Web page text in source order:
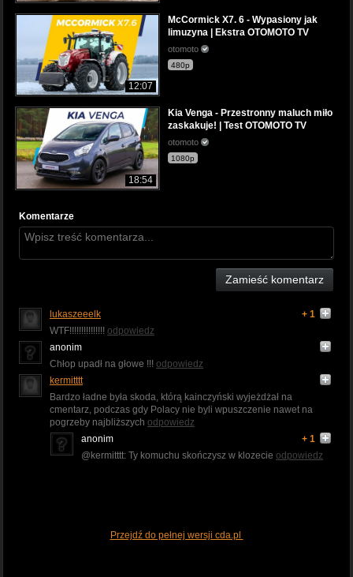
12:07
McCormick X7. 6 - Wypasiony jak
limuzyna | Ekstra OTOMOTO TV
otomoto
480p
18:54
Kia Venga - Przestronny maluch miło
zaskakuje! | Test OTOMOTO TV
otomoto
1080p
Komentarze
Zamieść komentarz
lukaszeeelk
+ 1
WTF!!!!!!!!!!!!!!! odpowiedz
anonim
Chłop upadł na głowe !!! odpowiedz
kermitttt
Bardzo ładne była skoda, którą kainczyński wyjeżdżał na
cmentarz, podczas gdy Polacy nie byli wpuszczenie nawet na
pogrzeby najbliższych odpowiedz
anonim
+ 1
@kermitttt: Ty komuchu skończysz w klozecie odpowiedz
Przejdź do pełnej wersji cda.pl